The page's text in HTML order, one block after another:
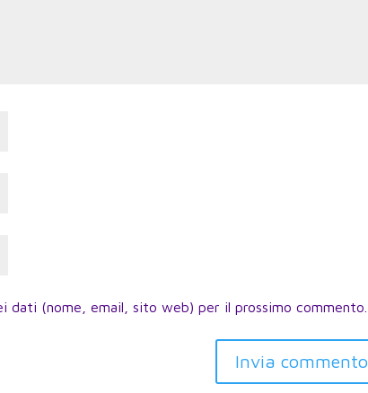
dati (nome, email, sito web) per il prossimo commento.
Invia commento